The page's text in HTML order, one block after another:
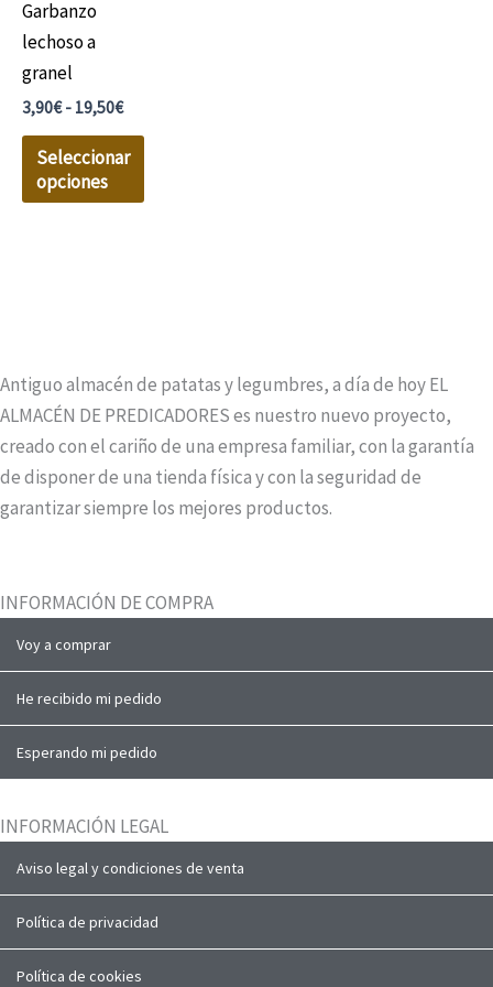
Garbanzo
lechoso a
granel
3,90€- 19,50€
Seleccionar
opciones
múltiples
variantes.
Las
opciones
se
pueden
elegir
Antiguo almacén de patatas y legumbres, a día de hoy EL
ALMACÉN DE PREDICADORES es nuestro nuevo proyecto,
creado con el cariño de una empresa familiar, con la garantía
de disponer de una tienda física y con la seguridad de
garantizar siempre los mejores productos.
INFORMACIÓN DE COMPRA
Voy a comprar
He recibido mi pedido
Esperando mi pedido
INFORMACIÓN LEGAL
Aviso legal y condiciones de venta
Política de privacidad
Política de cookies